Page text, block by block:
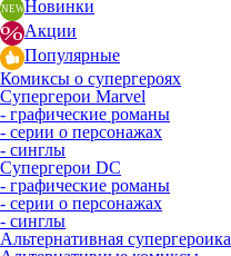
Новинки
Акции
Популярные
Комиксы о супергероях
Супергерои Marvel
- графические романы
- серии о персонажах
- синглы
Супергерои DC
- графические романы
- серии о персонажах
- синглы
Альтернативная супергероика